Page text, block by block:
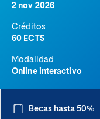
2 nov 2026
Créditos
60 ECTS
Modalidad
Online interactivo
Becas hasta 50%